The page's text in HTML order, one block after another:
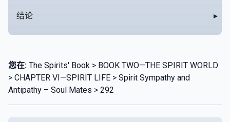
结论 ▸
您在: The Spirits' Book > BOOK TWO—THE SPIRIT WORLD
> CHAPTER VI—SPIRIT LIFE > Spirit Sympathy and
Antipathy – Soul Mates > 292